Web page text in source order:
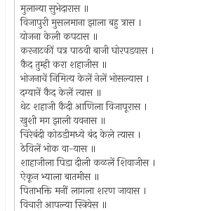
मुलान्या सुभेदारास ॥
विजापुरी मुसलमाना झाला बहु त्रास ।
योजना केली कपटास ॥
करनाटकीं पत्र पाठवी बाजी घोरपडयास ।
कैद तुम्ही करा शहाजीस ॥
भोजनाचें निमित्य केलें नेलें भोसल्यास ।
दग्यानें कैद केलें त्यास ॥
थेट शहाजी कैदी आणिला विजापूरास ।
खुशी मग झाली यवनास ॥
चिरेबंदी कोठडीमध्ये बंद केले त्यास ।
ठेविलें भोक वा-यास ॥
शाहाजीला पिडा दीली कळलें शिवाजीस ।
ऐकून भ्याला बातमीस ॥
पिताभक्ति मनीं लागला शरण जायास ।
विचारी आपल्या स्त्रियेस ॥